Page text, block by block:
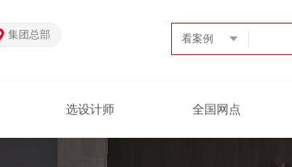
集团总部 看案例
选设计师 全国网点